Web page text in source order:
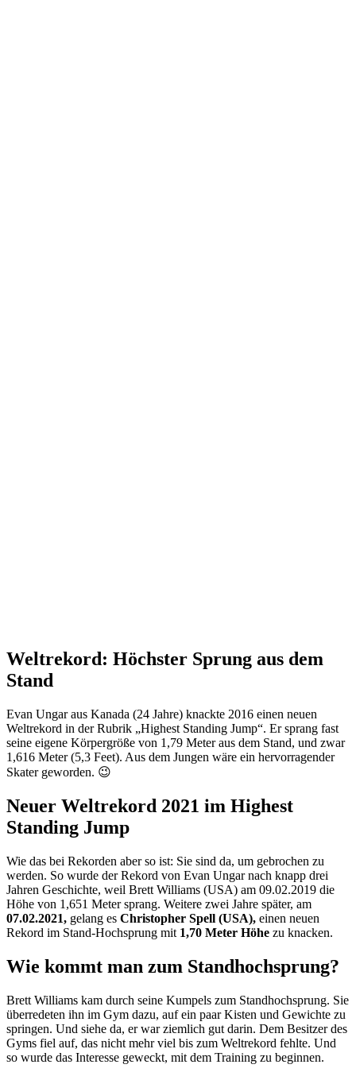
Weltrekord: Höchster Sprung aus dem
Stand
Evan Ungar aus Kanada (24 Jahre) knackte 2016 einen neuen
Weltrekord in der Rubrik „Highest Standing Jump“. Er sprang fast
seine eigene Körpergröße von 1,79 Meter aus dem Stand, und zwar
1,616 Meter (5,3 Feet). Aus dem Jungen wäre ein hervorragender
Skater geworden. 😉
Neuer Weltrekord 2021 im Highest
Standing Jump
Wie das bei Rekorden aber so ist: Sie sind da, um gebrochen zu
werden. So wurde der Rekord von Evan Ungar nach knapp drei
Jahren Geschichte, weil Brett Williams (USA) am 09.02.2019 die
Höhe von 1,651 Meter sprang. Weitere zwei Jahre später, am
07.02.2021, gelang es Christopher Spell (USA), einen neuen
Rekord im Stand-Hochsprung mit 1,70 Meter Höhe zu knacken.
Wie kommt man zum Standhochsprung?
Brett Williams kam durch seine Kumpels zum Standhochsprung. Sie
überredeten ihn im Gym dazu, auf ein paar Kisten und Gewichte zu
springen. Und siehe da, er war ziemlich gut darin. Dem Besitzer des
Gyms fiel auf, das nicht mehr viel bis zum Weltrekord fehlte. Und
so wurde das Interesse geweckt, mit dem Training zu beginnen.